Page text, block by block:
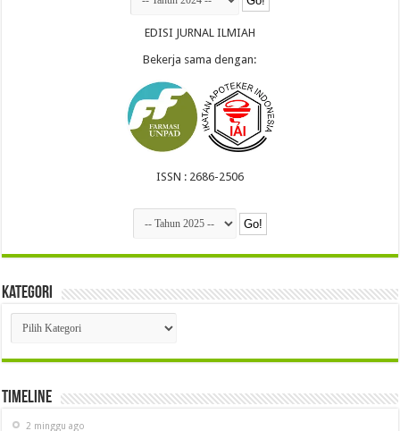
EDISI JURNAL ILMIAH
Bekerja sama dengan:
ISSN : 2686-2506
Kategori
Kategori
Timeline
2 minggu ago